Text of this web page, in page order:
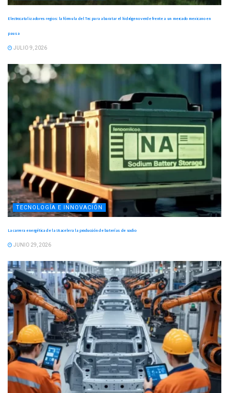
Electrocatalizadores regios: la fórmula del Tec para abaratar el hidrógeno verde frente a un mercado mexicano en
pausa
JULIO 9, 2026
TECNOLOGÍA E INNOVACIÓN
La carrera energética de la IA acelera la producción de baterías de sodio
JUNIO 29, 2026